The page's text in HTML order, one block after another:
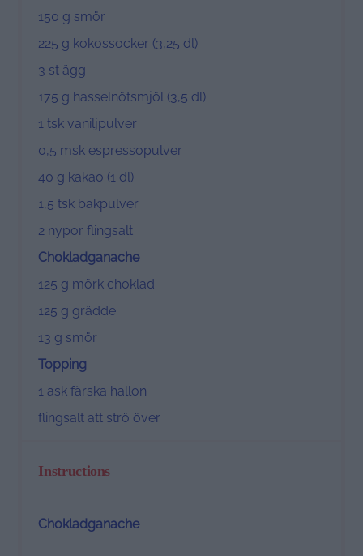
150 g smör
225 g kokossocker (3,25 dl)
3 st ägg
175 g hasselnötsmjöl (3,5 dl)
1 tsk vaniljpulver
0,5 msk espressopulver
40 g kakao (1 dl)
1,5 tsk bakpulver
2 nypor flingsalt
Chokladganache
125 g mörk choklad
125 g grädde
13 g smör
Topping
1 ask färska hallon
flingsalt att strö över
Instructions
Chokladganache